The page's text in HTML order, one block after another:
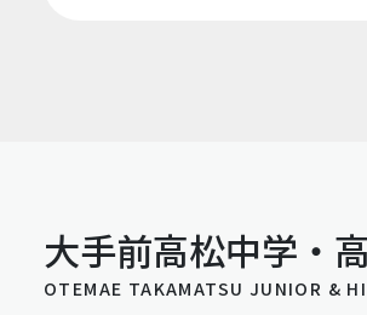
大手前高松中学・
OTEMAE TAKAMATSU JUNIOR &